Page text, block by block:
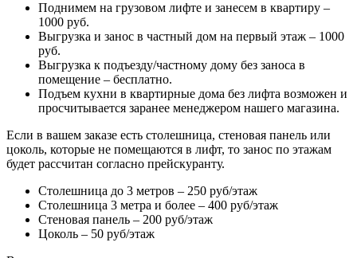
Поднимем на грузовом лифте и занесем в квартиру –
1000 руб.
Выгрузка и занос в частный дом на первый этаж – 1000
руб.
Выгрузка к подъезду/частному дому без заноса в
помещение – бесплатно.
Подъем кухни в квартирные дома без лифта возможен и
просчитывается заранее менеджером нашего магазина.
Если в вашем заказе есть столешница, стеновая панель или
цоколь, которые не помещаются в лифт, то занос по этажам
будет рассчитан согласно прейскуранту.
Столешница до 3 метров – 250 руб/этаж
Столешница 3 метра и более – 400 руб/этаж
Стеновая панель – 200 руб/этаж
Цоколь – 50 руб/этаж